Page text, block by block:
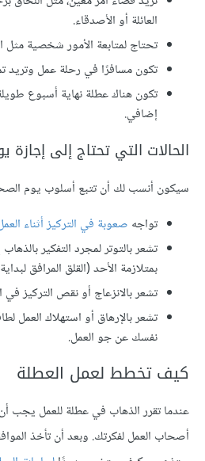
العائلة أو الأصدقاء.
تحتاج لمتابعة الأمور شخصية مثل
تكون مسافرًا في رحلة عمل وتريد
تكون هناك عطلة نهاية أسبوع
إضافي.
الحالات التي تحتاج إلى
سيكون أنسب لك أن تتبع أسلوب يوم
تواجه صعوبة في التركيز أثناء
تشعر بالتوتر لمجرد التفكير
بمتلازمة الأحد (القلق المرافق
تشعر بالانزعاج أو نقص التركيز في
تشعر بالإرهاق أو استهلاك
نفسك عن جو العمل.
كيف تخطط لعمل العطلة
عندما تقرر الذهاب في عطلة للعمل يجب
أصحاب العمل لفكرتك. وبعد أن تأخذ